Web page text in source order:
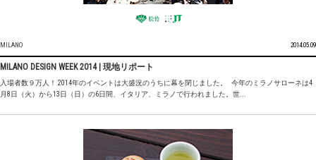
MILANO 2014.05.09
MILANO DESIGN WEEK 2014 | 現地リポート
入場者数９万人！ 2014年のイベントは大盛況のうちに幕を閉じました。 今年のミラノサローネは4
月8日（火）から13日（日）の6日間、イタリア、ミラノで行われました。世...